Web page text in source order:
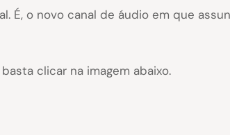
É, o novo canal de áudio em que
clicar na imagem abaixo.